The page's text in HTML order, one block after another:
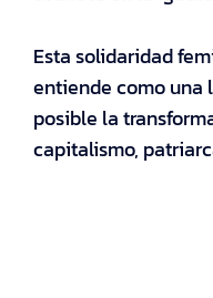
Esta solidaridad
entiende como una
posible la
capitalismo,